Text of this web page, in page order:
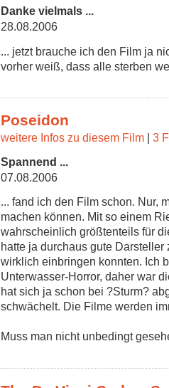
Danke vielmals ...
28.08.2006
... jetzt brauche ich den Film ja
vorher weiß, dass alle sterben
Poseidon
weitere Infos zu diesem Film
3
Spannend ...
07.08.2006
... fand ich den Film schon. Nur,
machen können. Mit so einem
wahrscheinlich größtenteils für
hatte ja durchaus gute
wirklich einbringen konnten. Ich
Unterwasser-Horror, daher war
hat sich ja schon bei ?Sturm?
schwächelt. Die Filme werden
Muss man nicht unbedingt